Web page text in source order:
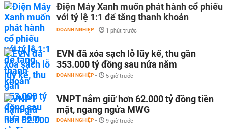
Điện Máy Xanh muốn phát hành cổ phiếu
với tỷ lệ 1:1 để tăng thanh khoản
DOANH NGHIỆP - 1 phút trước
EVN đã xóa sạch lỗ lũy kế, thu gần
353.000 tỷ đồng sau nửa năm
DOANH NGHIỆP - 5 giờ trước
VNPT nắm giữ hơn 62.000 tỷ đồng tiền
mặt, ngang ngửa MWG
DOANH NGHIỆP - 9 giờ trước